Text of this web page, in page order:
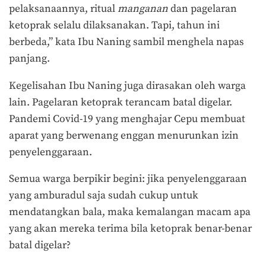
pelaksanaannya, ritualmanganandan pagelaran
ketoprak selalu dilaksanakan. Tapi, tahun ini
berbeda,” kata Ibu Naning sambil menghela napas
panjang.
Kegelisahan Ibu Naning juga dirasakan oleh warga
lain. Pagelaran ketoprak terancam batal digelar.
Pandemi Covid-19 yang menghajar Cepu membuat
aparat yang berwenang enggan menurunkan izin
penyelenggaraan.
Semua warga berpikir begini: jika penyelenggaraan
yang amburadul saja sudah cukup untuk
mendatangkan bala, maka kemalangan macam apa
yang akan mereka terima bila ketoprak benar-benar
batal digelar?